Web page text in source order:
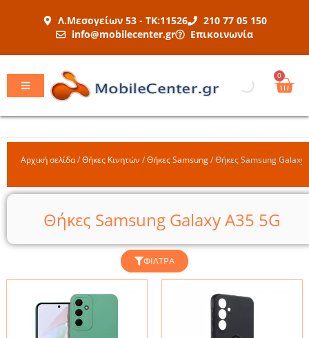
Λ.Μεσογείων 53 - ΤΚ:11526
210 77 05 150
info@mobilecenter.gr
Επικοινωνία
0
Αρχική σελίδα/Θήκες Κινητών /Θήκες Samsung/Θήκες Samsung Galaxy
Θήκες Samsung Galaxy A35 5G
ΦΊΛΤΡΑ